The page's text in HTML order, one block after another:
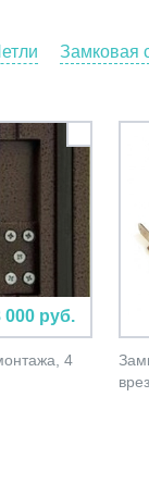
Замковая
000 руб.
4